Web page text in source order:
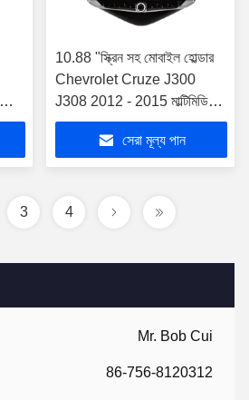
Mr. Bob Cui
86-756-8120312
10.88 "স্ক্রিন সহ মোবাইল হোল্ডার
Chevrolet Cruze J300
J308 2012 - 2015 মাল্টিমিডিয়া
স্টেরিওর জন্য
সেরা মূল্য পান
3 4